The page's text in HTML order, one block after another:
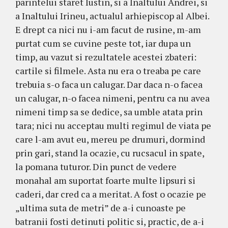
a Inaltului Irineu, actualul arhiepiscop al Albei.
E drept ca nici nu i-am facut de rusine, m-am
purtat cum se cuvine peste tot, iar dupa un
timp, au vazut si rezultatele acestei zbateri:
cartile si filmele. Asta nu era o treaba pe care
trebuia s-o faca un calugar. Dar daca n-o facea
un calugar, n-o facea nimeni, pentru ca nu avea
nimeni timp sa se dedice, sa umble atata prin
tara; nici nu acceptau multi regimul de viata pe
care l-am avut eu, mereu pe drumuri, dormind
prin gari, stand la ocazie, cu rucsacul in spate,
la pomana tuturor. Din punct de vedere
monahal am suportat foarte multe lipsuri si
caderi, dar cred ca a meritat. A fost o ocazie pe
„ultima suta de metri” de a-i cunoaste pe
batranii fosti detinuti politic si, practic, de a-i